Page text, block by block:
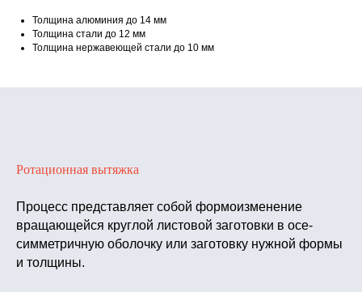
Толщина алюминия до 14 мм
Толщина стали до 12 мм
Толщина нержавеющей стали до 10 мм
Ротационная вытяжка
Процесс представляет собой формоизменение
вращающейся круглой листовой заготовки в осе-
симметричную оболочку или заготовку нужной формы
и толщины.